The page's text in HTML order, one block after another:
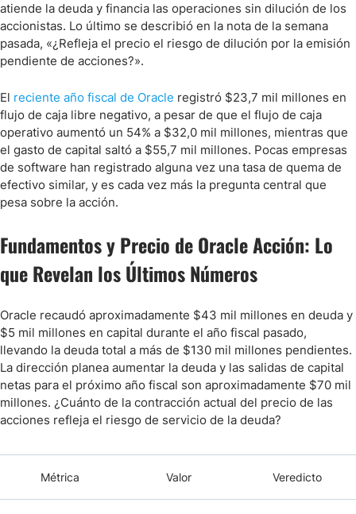
atiende la deuda y financia las operaciones sin dilución de los
accionistas. Lo último se describió en la nota de la semana
pasada, «¿Refleja el precio el riesgo de dilución por la emisión
pendiente de acciones?».
El reciente año fiscal de Oracle registró $23,7 mil millones en
flujo de caja libre negativo, a pesar de que el flujo de caja
operativo aumentó un 54% a $32,0 mil millones, mientras que
el gasto de capital saltó a $55,7 mil millones. Pocas empresas
de software han registrado alguna vez una tasa de quema de
efectivo similar, y es cada vez más la pregunta central que
pesa sobre la acción.
Fundamentos y Precio de Oracle Acción: Lo
que Revelan los Últimos Números
Oracle recaudó aproximadamente $43 mil millones en deuda y
$5 mil millones en capital durante el año fiscal pasado,
llevando la deuda total a más de $130 mil millones pendientes.
La dirección planea aumentar la deuda y las salidas de capital
netas para el próximo año fiscal son aproximadamente $70 mil
millones. ¿Cuánto de la contracción actual del precio de las
acciones refleja el riesgo de servicio de la deuda?
Métrica Valor Veredicto